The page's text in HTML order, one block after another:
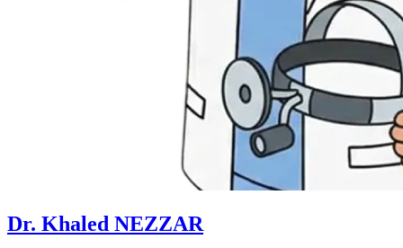
Dr. Khaled NEZZAR